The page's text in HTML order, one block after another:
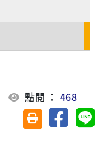
點閱 ：468
友善列印(另開視
分享至